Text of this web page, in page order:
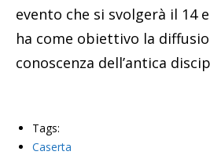
evento che si svolgerà il 14
ha come obiettivo la
conoscenza dell’antica
Tags:
Caserta